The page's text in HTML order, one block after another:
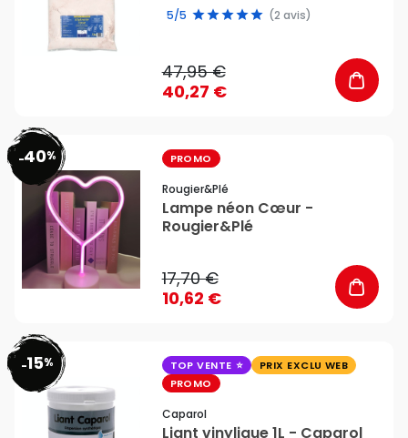
5/5 (2 avis)
47,95 €
40,27 €
-40% PROMO
Rougier&plé
Lampe néon Cœur -
Rougier&Plé
17,70 €
10,62 €
-15% TOP VENTE
PRIX EXCLU WEB
PROMO
Caparol
Liant vinylique 1L - Caparol